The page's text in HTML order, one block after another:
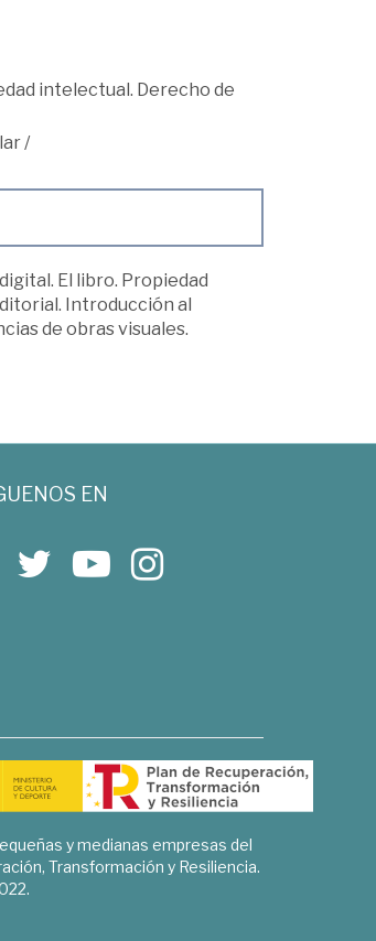
intelectual. Derecho de
/
El libro. Propiedad
Introducción al
de obras visuales.
EN
y medianas empresas del
Transformación y Resiliencia.